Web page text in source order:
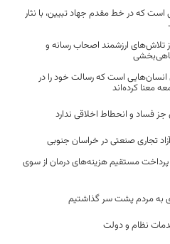
که در خط مقدم جهاد تبیین، با نثار
تلاش‌های ارزشمند اصحاب رسانه و
است که رسالت خود را در
کرده‌اند
فساد و انحطاط اخلاقی ندارد
تجاری صنعتی در خراسان جنوبی
مستقیم هزینه‌های درمان از سوی
به مردم پشت سر گذاشتیم
نظام و دولت